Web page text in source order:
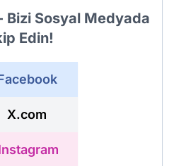
Bizi Sosyal Medyada
Edin!
X.com